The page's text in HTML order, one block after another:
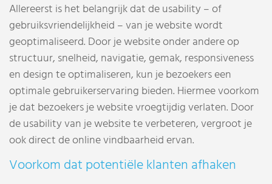
Allereerst is het belangrijk dat de usability – of
gebruiksvriendelijkheid – van je website wordt
geoptimaliseerd. Door je website onder andere op
structuur, snelheid, navigatie, gemak, responsiveness
en design te optimaliseren, kun je bezoekers een
optimale gebruikerservaring bieden. Hiermee voorkom
je dat bezoekers je website vroegtijdig verlaten. Door
de usability van je website te verbeteren, vergroot je
ook direct de online vindbaarheid ervan.
Voorkom dat potentiële klanten afhaken